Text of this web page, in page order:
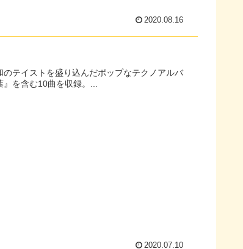
2020.08.16
を含む10曲を収録。...
2020.07.10